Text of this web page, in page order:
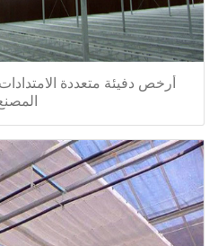
أرخص دفيئة متعددة